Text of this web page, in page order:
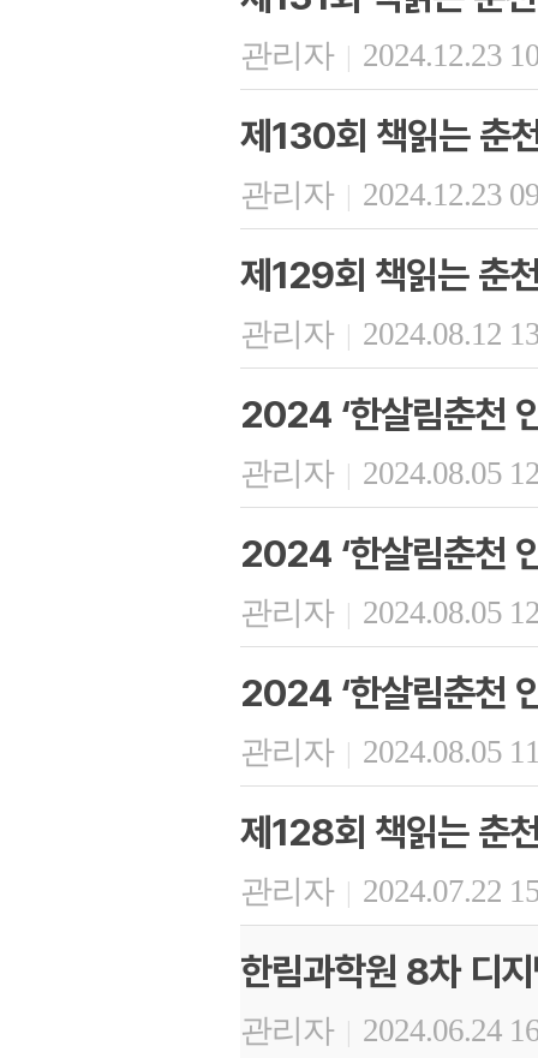
관리자 | 2024.12.23
제130회 책읽는 춘
관리자 | 2024.12.23
제129회 책읽는 춘
관리자 | 2024.08.12
2024 ‘한살림춘천
관리자 | 2024.08.05
2024 ‘한살림춘천
관리자 | 2024.08.05
2024 ‘한살림춘천
관리자 | 2024.08.05
제128회 책읽는 춘
관리자 | 2024.07.22
한림과학원 8차 디
관리자 | 2024.06.24